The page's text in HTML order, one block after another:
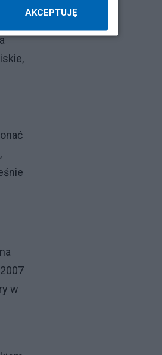
w
AKCEPTUJĘ